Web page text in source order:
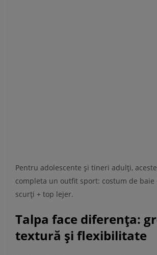
Pentru adolescente și tineri adulți,
completa un outfit sport: costum de baie
scurți + top lejer.
Talpa face diferența:
textură și flexibilitate